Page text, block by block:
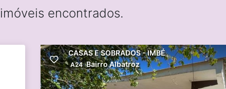
imóveis encontrados.
CASAS E SOBRADOS - IMBÉ
A24 Bairro Albatroz